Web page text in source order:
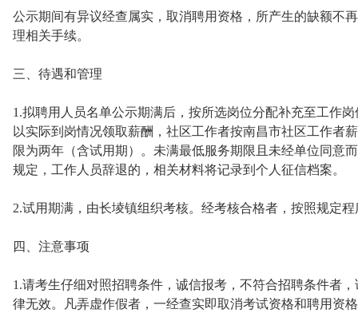
公示期间有异议经查属实，取消聘用资格，所产生的缺额不
理相关手续。
三、待遇和管理
1.拟聘用人员名单公示期满后，按所选岗位分配补充至工作
以实际到岗情况领取薪酬，社区工作者按南昌市社区工作者
限为两年（含试用期）。未满最低服务期限且未经单位同意
规定，工作人员辞退的，相关材料将记录到个人征信档案。
2.试用期满，由长堎镇组织考核。经考核合格者，按照规定
四、注意事项
1.请考生仔细对照招聘条件，诚信报考，不符合招聘条件者
律无效。凡弄虚作假者，一经查实即取消考试资格和聘用资